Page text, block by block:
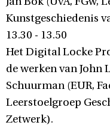
Kunstgeschiedenis
13.30 - 13.50
Het Digital Locke
de werken van John
Schuurman (EUR,
Leerstoelgroep
Zetwerk).